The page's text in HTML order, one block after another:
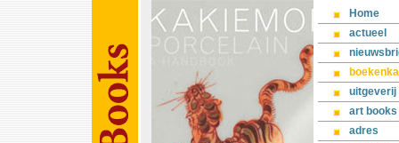
Home
actueel
uitgeverij
art books
adres